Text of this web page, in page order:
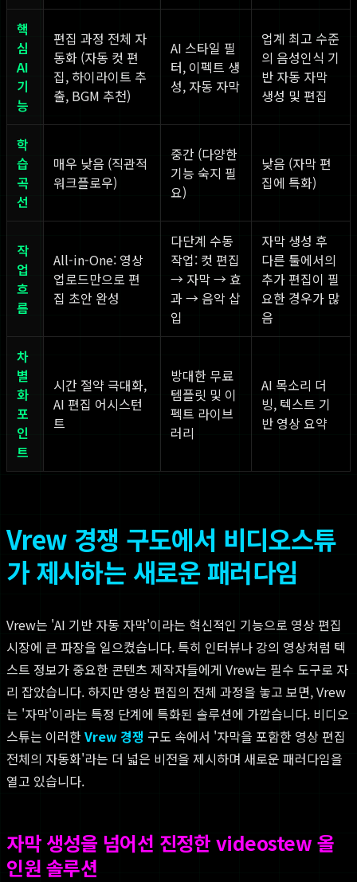
핵
심
AI
기
능
편집 과정 전체 자
동화 (자동 컷 편
집, 하이라이트 추
출, BGM 추천)
AI 스타일 필
터, 이펙트 생
성, 자동 자막
업계 최고 수준
의 음성인식 기
반 자동 자막
생성 및 편집
학
습
곡
선
매우 낮음 (직관적
워크플로우)
중간 (다양한
기능 숙지 필
요)
낮음 (자막 편
집에 특화)
작
업
흐
름
All-in-One: 영상
업로드만으로 편
집 초안 완성
다단계 수동
작업: 컷 편집
→ 자막 → 효
과 → 음악 삽
입
자막 생성 후
다른 툴에서의
추가 편집이 필
요한 경우가 많
음
차
별
화
포
인
트
시간 절약 극대화,
AI 편집 어시스턴
트
방대한 무료
템플릿 및 이
펙트 라이브
러리
AI 목소리 더
빙, 텍스트 기
반 영상 요약
Vrew 경쟁 구도에서 비디오스튜
가 제시하는 새로운 패러다임
Vrew는 'AI 기반 자동 자막'이라는 혁신적인 기능으로 영상 편집
시장에 큰 파장을 일으켰습니다. 특히 인터뷰나 강의 영상처럼 텍
스트 정보가 중요한 콘텐츠 제작자들에게 Vrew는 필수 도구로 자
리 잡았습니다. 하지만 영상 편집의 전체 과정을 놓고 보면, Vrew
는 '자막'이라는 특정 단계에 특화된 솔루션에 가깝습니다. 비디오
스튜는 이러한Vrew 경쟁 구도 속에서 '자막을 포함한 영상 편집
전체의 자동화'라는 더 넓은 비전을 제시하며 새로운 패러다임을
열고 있습니다.
자막 생성을 넘어선 진정한 videostew 올
인원 솔루션